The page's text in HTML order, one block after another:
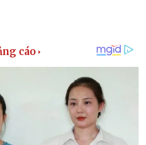
Thị trường
Giá vàng
Tiêu dùng
Chứng khoán
Giá cà phê